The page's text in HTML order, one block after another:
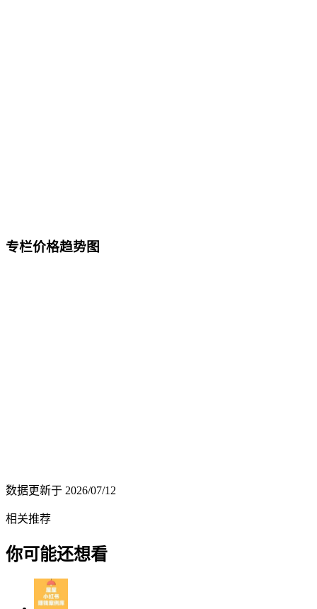
专栏价格趋势图
数据更新于 2026/07/12
相关推荐
你可能还想看